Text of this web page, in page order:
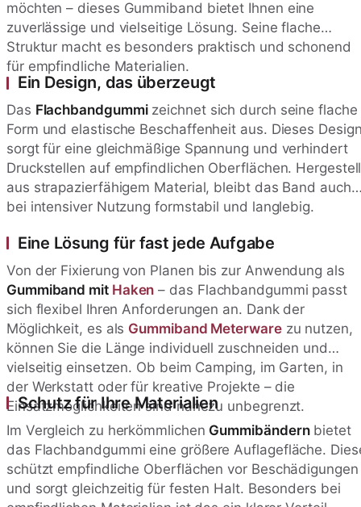
möchten – dieses Gummiband bietet Ihnen eine
zuverlässige und vielseitige Lösung. Seine flache
Struktur macht es besonders praktisch und schonend
für empfindliche Materialien.
Ein Design, das überzeugt
Das Flachbandgummizeichnet sich durch seine flache
Form und elastische Beschaffenheit aus. Dieses
sorgt für eine gleichmäßige Spannung und verhindert
Druckstellen auf empfindlichen Oberflächen.
aus strapazierfähigem Material, bleibt das Band auch
bei intensiver Nutzung formstabil und langlebig.
Eine Lösung für fast jede Aufgabe
Von der Fixierung von Planen bis zur Anwendung als
Gummiband mit Haken – das Flachbandgummi passt
sich flexibel Ihren Anforderungen an. Dank der
Möglichkeit, es als Gummiband Meterwarezu nutzen,
können Sie die Länge individuell zuschneiden und
vielseitig einsetzen. Ob beim Camping, im Garten, in
der Werkstatt oder für kreative Projekte – die
Einsatzmöglichkeiten sind nahezu unbegrenzt.
Schutz für Ihre Materialien
Im Vergleich zu herkömmlichen Gummibändernbietet
das Flachbandgummi eine größere Auflagefläche.
schützt empfindliche Oberflächen vor Beschädigungen
und sorgt gleichzeitig für festen Halt. Besonders bei